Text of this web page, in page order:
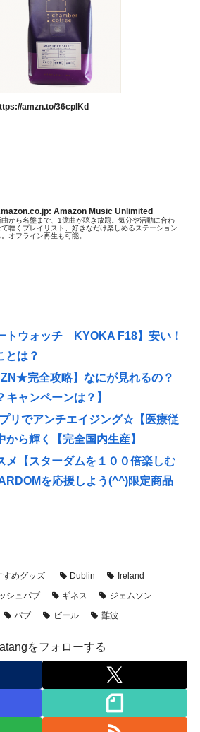
amzn.to/36cpIKd
Amazon Music Unlimited
曲から名盤まで、1億曲が聴き放題。気分や活動に合わ
て聴くプレイリスト、好きなだけ楽しめるステーション
。オフライン再生も可能。
トウォッチ KYOKA F18】安い！
とは？
完全攻略】なにが見れるの？
キャンペーンは？】
リでアンチエイジング☆【医療従
から輝く【完全国内生産】
メ【スターダムを１００倍楽しむ
を応援しよう(^^)限定商品
すめグッズ Dublin
Ireland
シュパブ ギネス
ジェムソン
パブ ビール 難波
をフォローする